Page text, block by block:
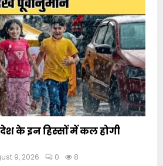
के इन हिस्सों में कल होगी
9, 2026 0 8